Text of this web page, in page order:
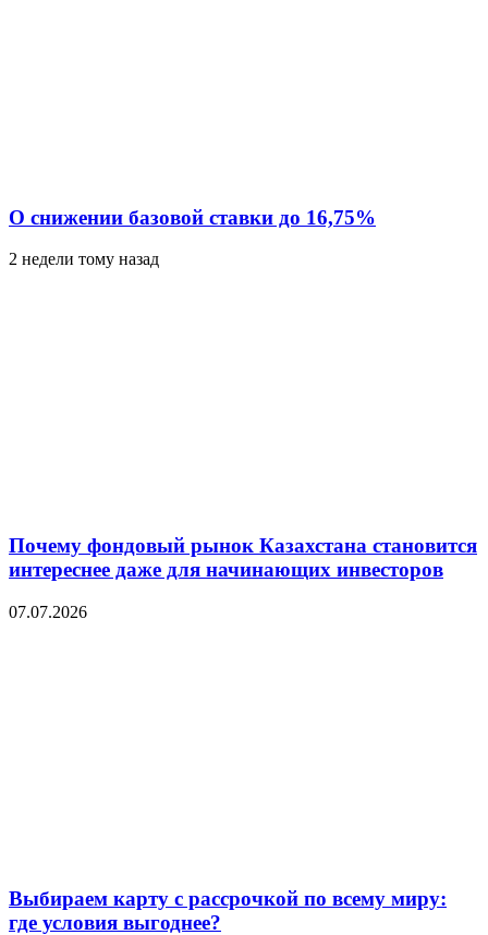
О снижении базовой ставки до 16,75%
2 недели тому назад
Почему фондовый рынок Казахстана становится
интереснее даже для начинающих инвесторов
07.07.2026
Выбираем карту с рассрочкой по всему миру:
где условия выгоднее?